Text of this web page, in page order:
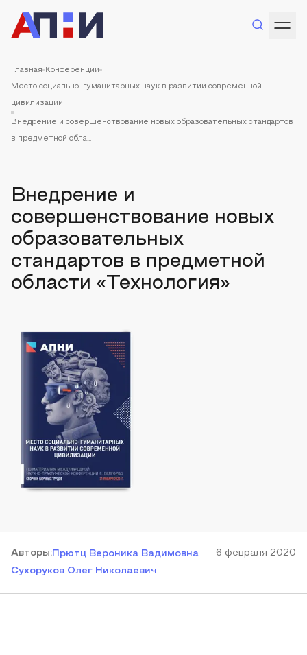
Главная Конференции
Место социально-гуманитарных наук в развитии современной
цивилизации
Внедрение и совершенствование новых образовательных стандартов
в предметной обла...
Внедрение и
совершенствование новых
образовательных
стандартов в предметной
области «Технология»
Авторы:Прютц Вероника Вадимовна
Сухоруков Олег Николаевич
6 февраля 2020